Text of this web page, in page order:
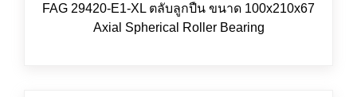
FAG 29420-E1-XL ตลับลูกปืน ขนาด 100x210x67
Axial Spherical Roller Bearing